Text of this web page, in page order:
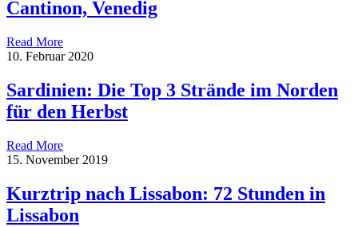
Cantinon, Venedig
Read More
10. Februar 2020
Sardinien: Die Top 3 Strände im Norden
für den Herbst
Read More
15. November 2019
Kurztrip nach Lissabon: 72 Stunden in
Lissabon